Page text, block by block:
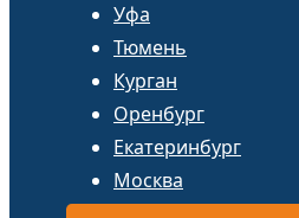
Уфа
Тюмень
Курган
Оренбург
Екатеринбург
Москва